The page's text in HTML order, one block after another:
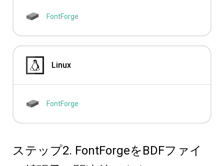
FontForge
Linux
FontForge
ステップ2. FontForgeをBDFファイ